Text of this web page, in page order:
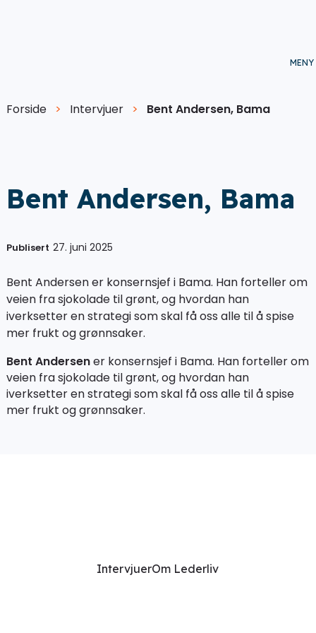
Forside > Intervjuer > Bent Andersen, Bama
Bent Andersen, Bama
Publisert 27. juni 2025
Bent Andersen er konsernsjef i Bama. Han forteller om
veien fra sjokolade til grønt, og hvordan han
iverksetter en strategi som skal få oss alle til å spise
mer frukt og grønnsaker.
Bent Andersener konsernsjef i Bama. Han forteller om
veien fra sjokolade til grønt, og hvordan han
iverksetter en strategi som skal få oss alle til å spise
mer frukt og grønnsaker.
IntervjuerOm Lederliv